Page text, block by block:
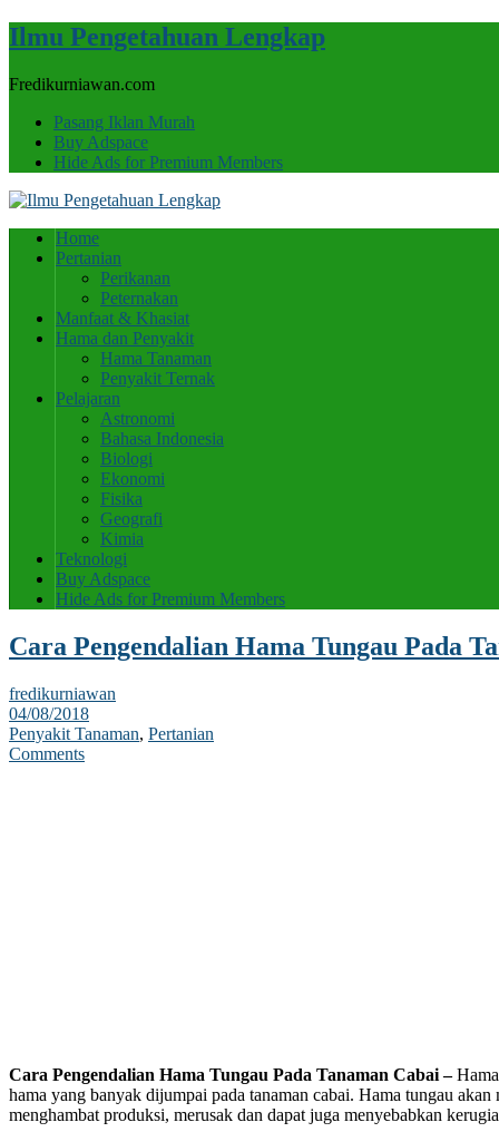
Ilmu Pengetahuan Lengkap
Fredikurniawan.com
Pasang Iklan Murah
Buy Adspace
Hide Ads for Premium Members
Home
Pertanian
Perikanan
Peternakan
Manfaat & Khasiat
Hama dan Penyakit
Hama Tanaman
Penyakit Ternak
Pelajaran
Astronomi
Bahasa Indonesia
Biologi
Ekonomi
Fisika
Geografi
Kimia
Teknologi
Buy Adspace
Hide Ads for Premium Members
Cara Pengendalian Hama Tungau Pada
fredikurniawan
04/08/2018
Penyakit Tanaman, Pertanian
Comments
Cara Pengendalian Hama Tungau Pada Tanaman Cabai –
hama yang banyak dijumpai pada tanaman cabai. Hama tungau akan
menghambat produksi, merusak dan dapat juga menyebabkan